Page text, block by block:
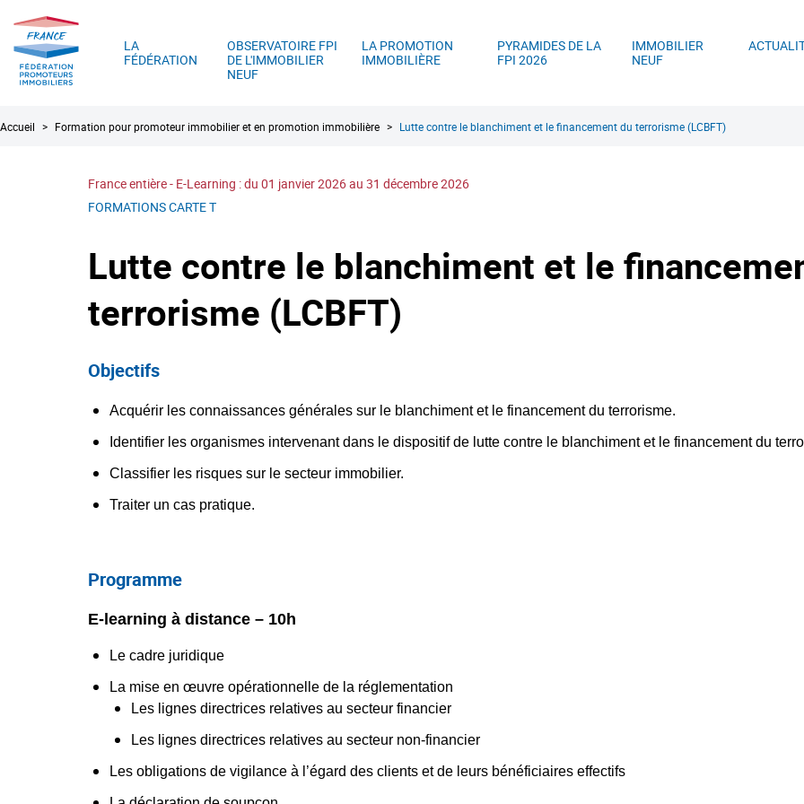
France
LA
FÉDÉRATION
OBSERVATOIRE FPI
DE L'IMMOBILIER
NEUF
LA PROMOTION
IMMOBILIÈRE
PYRAMIDES DE LA
FPI 2026
IMMOBILIER
NEUF
Accueil Formation pour promoteur immobilier et en promotion immobilière Lutte contre le blanchiment et le financement du terrorisme (LCBFT)
France entière - E-Learning : du 01 janvier 2026 au 31 décembre 2026
FORMATIONS CARTE T
Lutte contre le blanchiment et le
terrorisme (LCBFT)
Objectifs
Acquérir les connaissances générales sur le blanchiment et le financement du terrorisme.
Identifier les organismes intervenant dans le dispositif de lutte contre le blanchiment et le financement du
Classifier les risques sur le secteur immobilier.
Traiter un cas pratique.
Programme
E-learning à distance – 10h
Le cadre juridique
La mise en œuvre opérationnelle de la réglementation
Les lignes directrices relatives au secteur financier
Les lignes directrices relatives au secteur non-financier
Les obligations de vigilance à l’égard des clients et de leurs bénéficiaires effectifs